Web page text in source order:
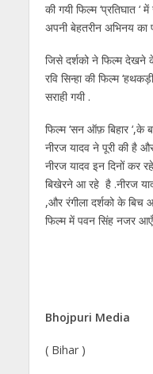
की गयी फिल्म ‘प्रतिघात
अपनी बेहतरीन अभिनय का
जिसे दर्शको ने फिल्म देखने के
रवि सिन्हा की फिल्म
सराही गयी .
फिल्म ‘सन ऑफ़ बिहार ‘,के
नीरज यादव ने पूरी की है
नीरज यादव इन दिनों कर
बिखेरने आ रहे है .नीरज
,और रंगीला दर्शको के बिच
फिल्म में पवन सिंह नजर
Bhojpuri Media
( Bihar )